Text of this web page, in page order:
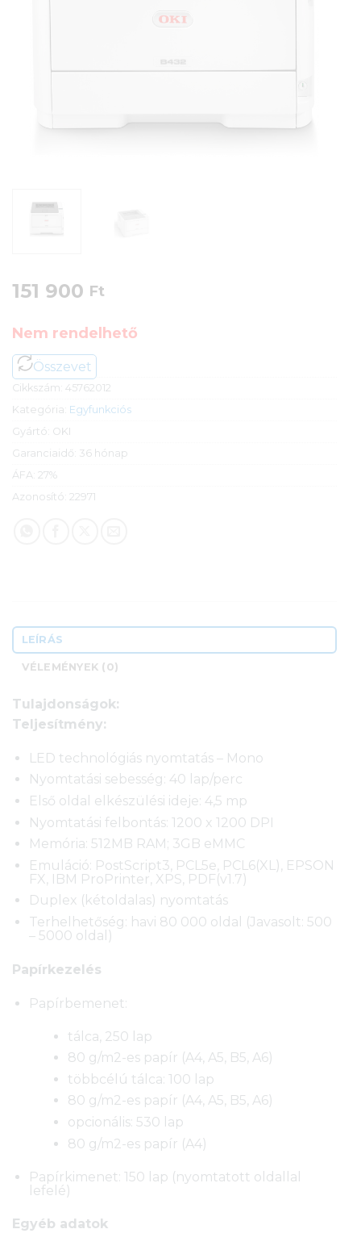
151 900 Ft
Nem rendelhető
Összevet
Cikkszám: 45762012
Kategória: Egyfunkciós
Gyártó: OKI
Garanciaidő: 36 hónap
ÁFA: 27%
Azonosító: 22971
LEÍRÁS
VÉLEMÉNYEK (0)
Tulajdonságok:
Teljesítmény:
LED technológiás nyomtatás – Mono
Nyomtatási sebesség: 40 lap/perc
Első oldal elkészülési ideje: 4,5 mp
Nyomtatási felbontás: 1200 x 1200 DPI
Memória: 512MB RAM; 3GB eMMC
Emuláció: PostScript3, PCL5e, PCL6(XL), EPSON
FX, IBM ProPrinter, XPS, PDF(v1.7)
Duplex (kétoldalas) nyomtatás
Terhelhetőség: havi 80 000 oldal (Javasolt: 500
– 5000 oldal)
Papírkezelés
Papírbemenet:
tálca, 250 lap
80 g/m2-es papír (A4, A5, B5, A6)
többcélú tálca: 100 lap
80 g/m2-es papír (A4, A5, B5, A6)
opcionális: 530 lap
80 g/m2-es papír (A4)
Papírkimenet: 150 lap (nyomtatott oldallal
lefelé)
Egyéb adatok